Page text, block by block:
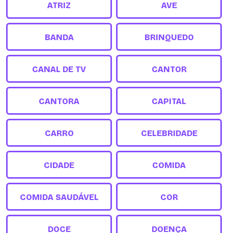
ATRIZ AVE
BANDA BRINQUEDO
CANAL DE TV CANTOR
CANTORA CAPITAL
CARRO CELEBRIDADE
CIDADE COMIDA
COMIDA SAUDÁVEL COR
DOCE DOENÇA